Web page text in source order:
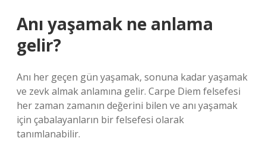
Anı yaşamak ne anlama
gelir?
Anı her geçen gün yaşamak, sonuna kadar yaşamak
ve zevk almak anlamına gelir. Carpe Diem felsefesi
her zaman zamanın değerini bilen ve anı yaşamak
için çabalayanların bir felsefesi olarak
tanımlanabilir.